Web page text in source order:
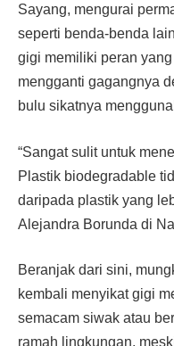
Sayang, mengurai
seperti benda-benda
gigi memiliki peran
mengganti gagangnya
bulu sikatnya
“Sangat sulit untuk
Plastik biodegradable
daripada plastik yang
Alejandra Borunda di
Beranjak dari sini,
kembali menyikat gigi
semacam siwak atau
ramah lingkungan,